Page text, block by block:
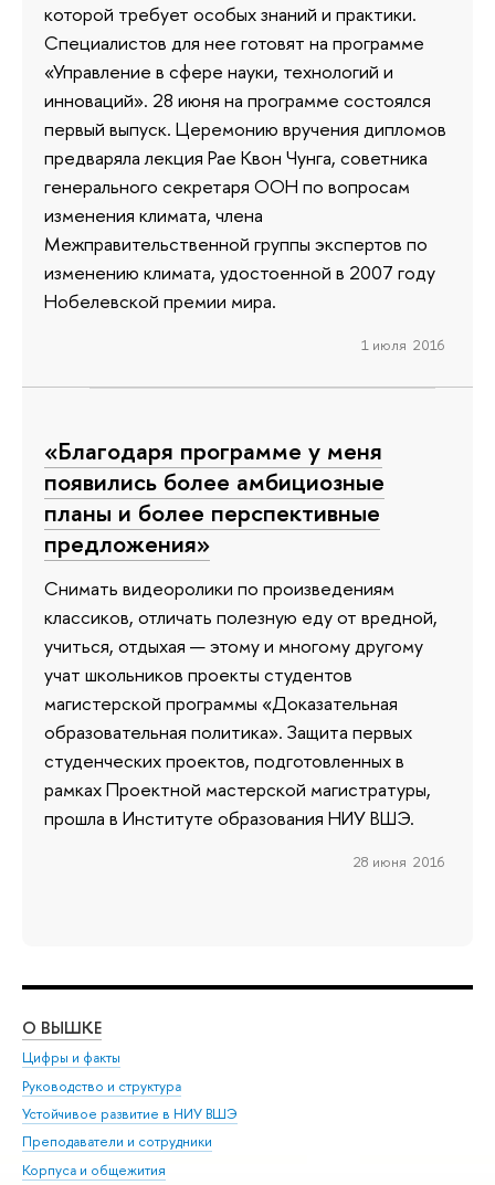
которой требует особых знаний и практики.
Специалистов для нее готовят на программе
«Управление в сфере науки, технологий и
инноваций». 28 июня на программе состоялся
первый выпуск. Церемонию вручения дипломов
предваряла лекция Рае Квон Чунга, советника
генерального секретаря ООН по вопросам
изменения климата, члена
Межправительственной группы экспертов по
изменению климата, удостоенной в 2007 году
Нобелевской премии мира.
1 июля 2016
«Благодаря программе у меня
появились более амбициозные
планы и более перспективные
предложения»
Снимать видеоролики по произведениям
классиков, отличать полезную еду от вредной,
учиться, отдыхая — этому и многому другому
учат школьников проекты студентов
магистерской программы «Доказательная
образовательная политика». Защита первых
студенческих проектов, подготовленных в
рамках Проектной мастерской магистратуры,
прошла в Институте образования НИУ ВШЭ.
28 июня 2016
О ВЫШКЕ
Цифры и факты
Руководство и структура
Устойчивое развитие в НИУ ВШЭ
Преподаватели и сотрудники
Корпуса и общежития